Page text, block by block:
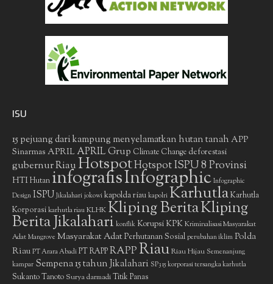
ISU
15 pejuang dari kampung menyelamatkan hutan tanah APP
Sinarmas APRIL APRIL Grup Climate Change deforestasi
gubernur RiauHotspotHotspot ISPU 8 Provinsi
HTIHutan infografisInfographic Infographic
Design ISPU Jikalahari jokowi kapolda riau kapolri KarhutlaKarhutla
Korporasikarhutla riauKLHKKliping BeritaKliping
Berita Jikalahari konflik Korupsi KPKKriminalisasi Masyarakat
Adat Mangrove Masyarakat AdatPerhutanan Sosial perubahan iklim Polda
Riau PT Arara Abadi PT RAPPRAPPRiauRiau Hijau Semenanjung
kampar Sempena 15 tahun Jikalahari SP3 15 korporasi tersangka karhutla
Sukanto Tanoto Surya darmadiTitik Panas